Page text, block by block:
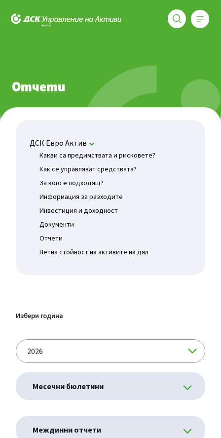
Отчети
ДСК Евро Актив
Какви са предимствата и рисковете?
Как се управляват средствата?
За кого е подходящ?
Информация за разходите
Инвестиция и доходност
Документи
Отчети
Нетна стойност на активите на дял
Избери година
Месечни бюлетини
Междинни отчети